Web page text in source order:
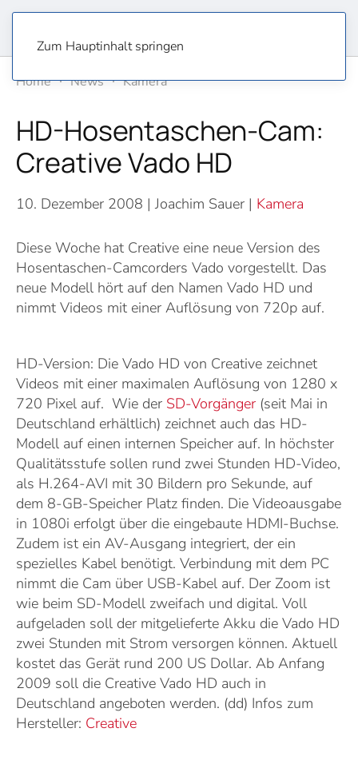
Zum Hauptinhalt springen
Home
News Kamera
HD-Hosentaschen-Cam:
Creative Vado HD
10. Dezember 2008 | Joachim Sauer | Kamera
Diese Woche hat Creative eine neue Version des
Hosentaschen-Camcorders Vado vorgestellt. Das
neue Modell hört auf den Namen Vado HD und
nimmt Videos mit einer Auflösung von 720p auf.
HD-Version: Die Vado HD von Creative zeichnet
Videos mit einer maximalen Auflösung von 1280 x
720 Pixel auf. Wie der SD-Vorgänger (seit Mai in
Deutschland erhältlich) zeichnet auch das HD-
Modell auf einen internen Speicher auf. In höchster
Qualitätsstufe sollen rund zwei Stunden HD-Video,
als H.264-AVI mit 30 Bildern pro Sekunde, auf
dem 8-GB-Speicher Platz finden. Die Videoausgabe
in 1080i erfolgt über die eingebaute HDMI-Buchse.
Zudem ist ein AV-Ausgang integriert, der ein
spezielles Kabel benötigt. Verbindung mit dem PC
nimmt die Cam über USB-Kabel auf. Der Zoom ist
wie beim SD-Modell zweifach und digital. Voll
aufgeladen soll der mitgelieferte Akku die Vado HD
zwei Stunden mit Strom versorgen können. Aktuell
kostet das Gerät rund 200 US Dollar. Ab Anfang
2009 soll die Creative Vado HD auch in
Deutschland angeboten werden. (dd) Infos zum
Hersteller: Creative